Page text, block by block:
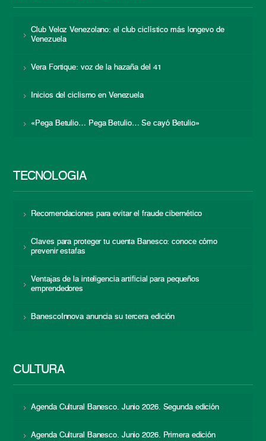
Club Veloz Venezolano: el club ciclístico más longevo de
Venezuela
Vera Fortique: voz de la hazaña del 41
Inicios del ciclismo en Venezuela
«Pega Betulio… Pega Betulio… Se cayó Betulio»
TECNOLOGÍA
Recomendaciones para evitar el fraude cibernético
Claves para proteger tu cuenta Banesco: conoce cómo
prevenir estafas
Ventajas de la inteligencia artificial para pequeños
emprendedores
BanescoInnova anuncia su tercera edición
CULTURA
Agenda Cultural Banesco. Junio 2026. Segunda edición
Agenda Cultural Banesco. Junio 2026. Primera edición